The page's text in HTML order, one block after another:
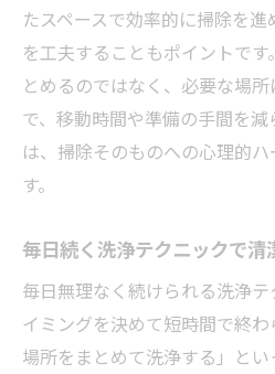
たスペースで効率的に掃除を
を工夫することもポイントで
とめるのではなく、必要な場
で、移動時間や準備の手間を
は、掃除そのものへの心理的
す。
毎日続く洗浄テクニックで清
毎日無理なく続けられる洗浄
イミングを決めて短時間で終
場所をまとめて洗浄する」と